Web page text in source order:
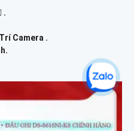
.
Camera .